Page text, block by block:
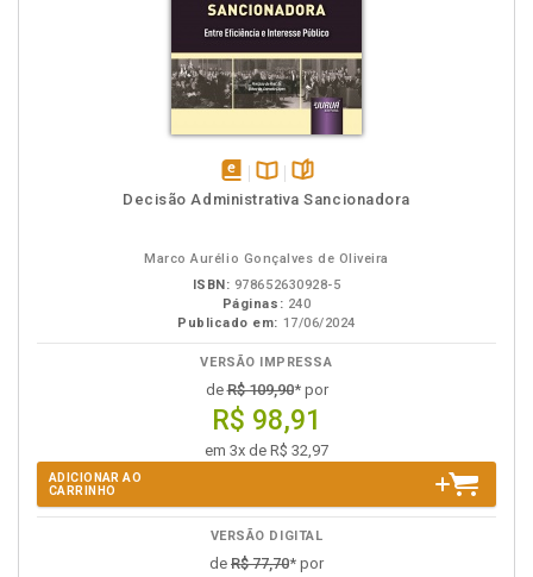
disponívelDisponível
páginas
Decisão Administrativa Sancionadora
Marco Aurélio Gonçalves de Oliveira
ISBN: 978652630928-5
Páginas: 240
Publicado em: 17/06/2024
VERSÃO IMPRESSA
deR$ 109,90* por
R$ 98,91
em 3x de R$ 32,97
ADICIONAR AO
CARRINHO
VERSÃO DIGITAL
de R$ 77,70* por